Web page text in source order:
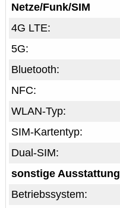
Netze/Funk/SIM
4G LTE:
5G:
Bluetooth:
NFC:
WLAN-Typ:
SIM-Kartentyp:
Dual-SIM:
sonstige Ausstattung
Betriebssystem: